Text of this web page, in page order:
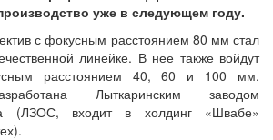
уже в следующем году.
с фокусным расстоянием 80 мм стал
линейке. В нее также войдут
расстоянием 40, 60 и 100 мм.
Лыткаринским заводом
(ЛЗОС, входит в холдинг «Швабе»